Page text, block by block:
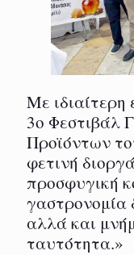
Με ιδιαίτερη
3ο Φεστιβάλ
Προϊόντων
φετινή
προσφυγική
γαστρονομία
αλλά και
ταυτότητα.»